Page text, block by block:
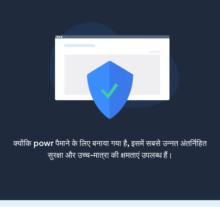
क्योंकि powr पैमाने के लिए बनाया गया है, इसमें सबसे उन्नत अंतर्निहित
सुरक्षा और उच्च-मात्रा की क्षमताएं उपलब्ध हैं।